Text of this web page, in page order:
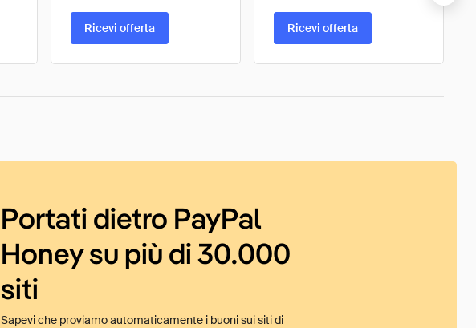
Ricevi offerta Ricevi offerta
Portati dietro PayPal
Honey su più di 30.000
siti
Sapevi che proviamo automaticamente i buoni sui siti di